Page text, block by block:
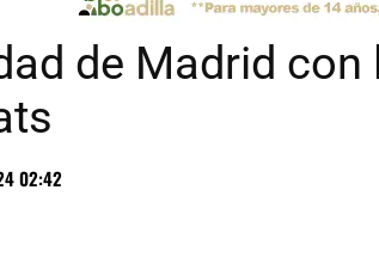
de Madrid con
02:42